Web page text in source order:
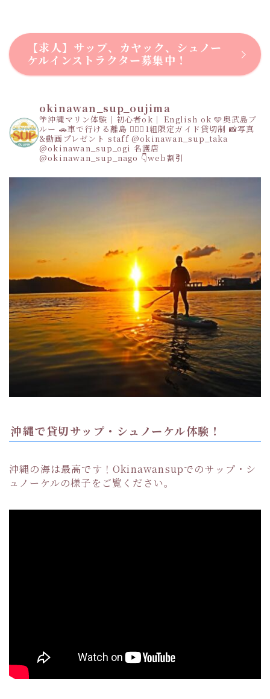
【求人】サップ、カヤック、シュノー
ケルインストラクター募集中！
okinawan_sup_oujima
🌴沖縄マリン体験｜初心者ok｜ English ok 🩵奥武島ブ
ルー 🚗車で行ける離島 👩‍❤️‍👩1組限定ガイド貸切制 📸写真
&動画プレゼント staff@okinawan_sup_taka
@okinawan_sup_ogi 名護店
@okinawan_sup_nago 👇web割引
沖縄で貸切サップ・シュノーケル体験！
沖縄の海は最高です！Okinawansupでのサップ・シ
ュノーケルの様子をご覧ください。